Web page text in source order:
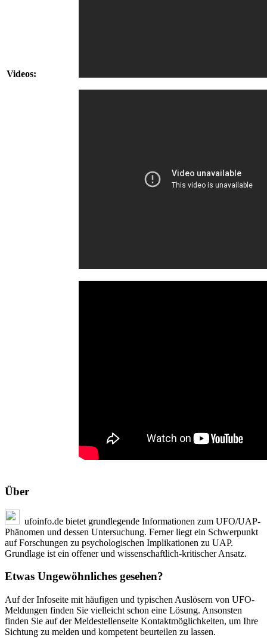
Videos:
Über
ufoinfo.de bietet grundlegende Informationen zum UFO/UAP-
Phänomen und dessen Untersuchung. Ferner liegt ein Schwerpunkt
auf Forschungen zu psychologischen Implikationen zu UAP.
Grundlage ist ein offener und wissenschaftlich-kritischer Ansatz.
Etwas Ungewöhnliches gesehen?
Auf der Infoseite mit häufigen und typischen Auslösern von UFO-
Meldungen finden Sie vielleicht schon eine Lösung. Ansonsten
finden Sie auf der Meldestellenseite Kontaktmöglichkeiten, um Ihre
Sichtung zu melden und kompetent beurteilen zu lassen.